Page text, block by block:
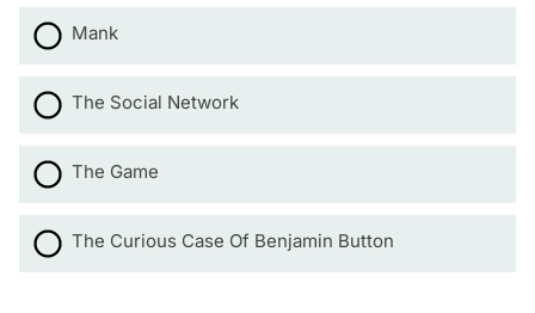
Mank
The Social Network
The Game
The Curious Case Of Benjamin Button